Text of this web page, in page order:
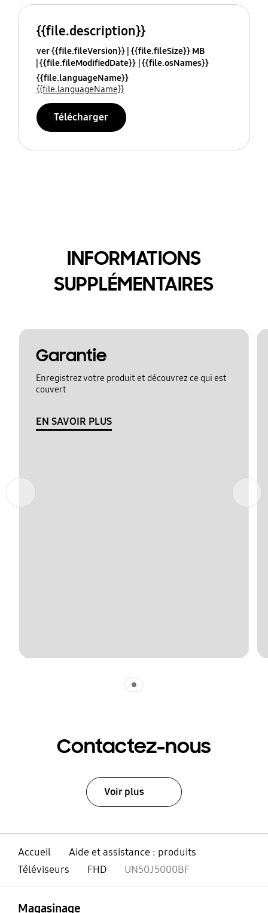
{{file.description}}
ver {{file.fileVersion}} {{file.fileSize}} MB
{{file.fileModifiedDate}} {{file.osNames}}
{{file.languageName}}
{{file.languageName}}
Télécharger
INFORMATIONS
SUPPLÉMENTAIRES
Garantie
Enregistrez votre produit et découvrez ce qui est
couvert
EN SAVOIR PLUS
Contactez-nous
Voir plus
Accueil
Aide et assistance : produits
Téléviseurs
FHD UN50J5000BF
Magasinage